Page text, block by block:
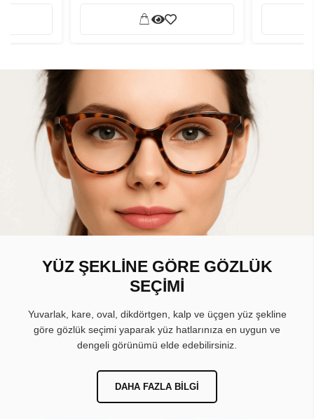
YÜZ ŞEKLİNE GÖRE GÖZLÜK
SEÇİMİ
Yuvarlak, kare, oval, dikdörtgen, kalp ve üçgen yüz şekline
göre gözlük seçimi yaparak yüz hatlarınıza en uygun ve
dengeli görünümü elde edebilirsiniz.
DAHA FAZLA BILGI